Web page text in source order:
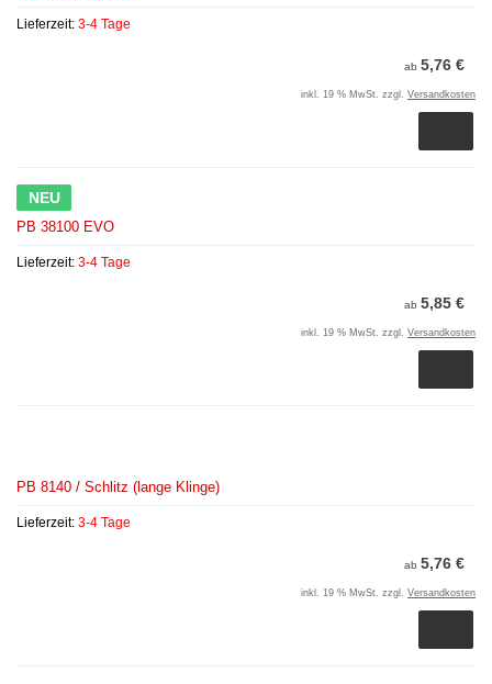
Lieferzeit: 3-4 Tage
ab 5,76 €
inkl. 19 % MwSt. zzgl. Versandkosten
NEU
PB 38100 EVO
Lieferzeit: 3-4 Tage
ab 5,85 €
inkl. 19 % MwSt. zzgl. Versandkosten
PB 8140 / Schlitz (lange Klinge)
Lieferzeit: 3-4 Tage
ab 5,76 €
inkl. 19 % MwSt. zzgl. Versandkosten